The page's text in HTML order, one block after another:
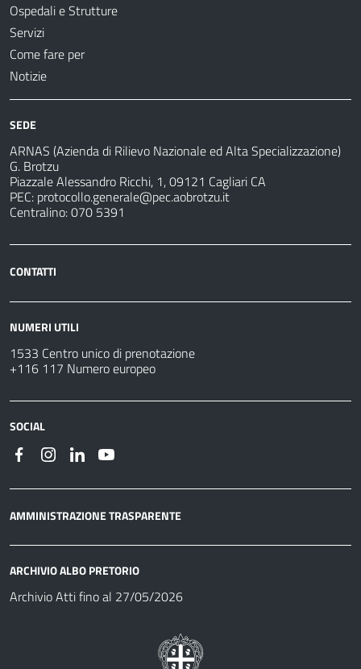
Ospedali e Strutture
Servizi
Come fare per
Notizie
SEDE
ARNAS (Azienda di Rilievo Nazionale ed Alta Specializzazione)
G. Brotzu
Piazzale Alessandro Ricchi, 1, 09121 Cagliari CA
PEC: protocollo.generale@pec.aobrotzu.it
Centralino: 070 5391
CONTATTI
NUMERI UTILI
1533 Centro unico di prenotazione
+116 117 Numero europeo
SOCIAL
AMMINISTRAZIONE TRASPARENTE
ARCHIVIO ALBO PRETORIO
Archivio Atti fino al 27/05/2026